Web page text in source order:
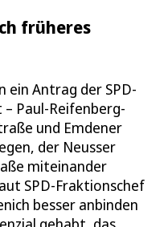
früheres
ein Antrag der SPD-
Paul-Reifenberg-
und Emdener
der Neusser
miteinander
SPD-Fraktionschef
besser anbinden